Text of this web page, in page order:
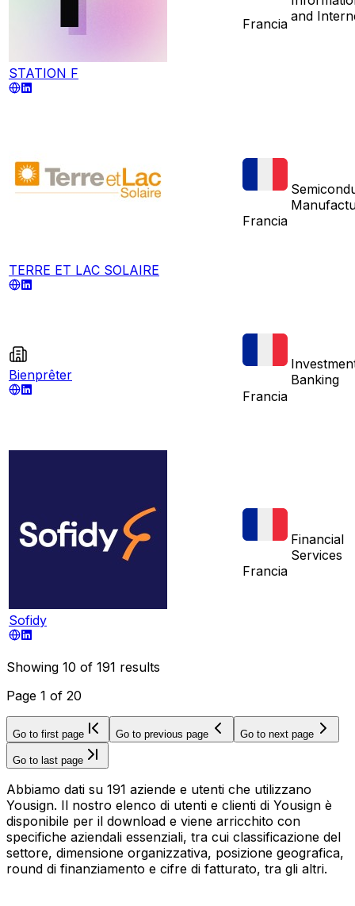
STATION F
Francia and
TERRE ET LAC SOLAIRE
Francia
Bienprêter
Francia
Banking
Sofidy
Francia
Financial
Services
Showing 10 of 191 results
Page 1 of 20
Go to first page Go to previous page Go to next page
Go to last page
Abbiamo dati su 191 aziende e utenti che utilizzano
Yousign. Il nostro elenco di utenti e clienti di Yousign è
disponibile per il download e viene arricchito con
specifiche aziendali essenziali, tra cui classificazione del
settore, dimensione organizzativa, posizione geografica,
round di finanziamento e cifre di fatturato, tra gli altri.